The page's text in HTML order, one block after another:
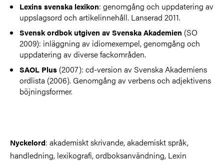
Lexins svenska lexikon: genomgång och uppdatering av
uppslagsord och artikelinnehåll. Lanserad 2011.
Svensk ordbok utgiven av Svenska Akademien (SO
2009): inläggning av idiomexempel, genomgång och
uppdatering av diverse fackområden.
SAOL Plus (2007): cd-version av Svenska Akademiens
ordlista (2006). Genomgång av verbens och adjektivens
böjningsformer.
Nyckelord: akademiskt skrivande, akademiskt språk,
handledning, lexikografi, ordboksanvändning, Lexin